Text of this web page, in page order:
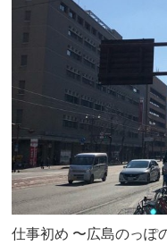
仕事初め 〜広島のっぽ